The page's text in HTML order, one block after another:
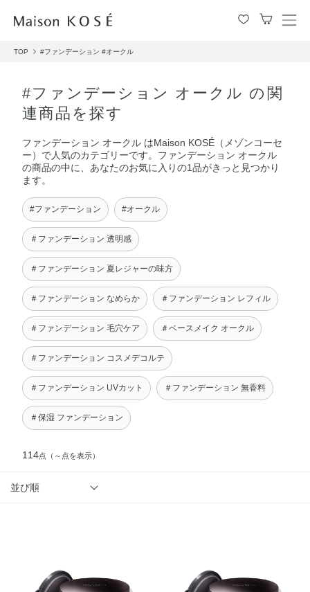
メ
TOP #ファンデーション #オークル
#ファンデーション オークル の関
連商品を探す
ファンデーション オークル はMaison KOSÉ（メゾンコーセ
ー）で人気のカテゴリーです。ファンデーション オークル
の商品の中に、あなたのお気に入りの1品がきっと見つかり
ます。
#ファンデーション #オークル
＃ファンデーション 透明感
＃ファンデーション 夏レジャーの味方
＃ファンデーション なめらか ＃ファンデーション レフィル
＃ファンデーション 毛穴ケア ＃ベースメイク オークル
＃ファンデーション コスメデコルテ
＃ファンデーション UVカット ＃ファンデーション 無香料
＃保湿 ファンデーション
114点 （～点を表示）
並び順